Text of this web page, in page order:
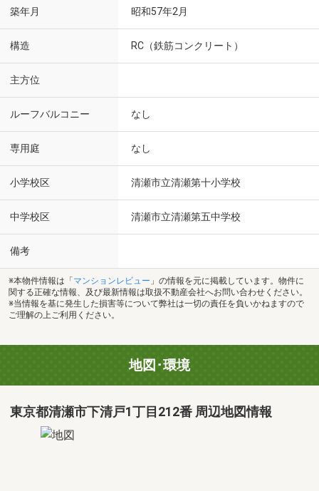
築年月 昭和57年2月
構造 RC（鉄筋コンクリート）
主方位
ルーフバルコニー なし
専用庭 なし
小学校区 清瀬市立清瀬第十小学校
中学校区 清瀬市立清瀬第五中学校
備考
※本物件情報は「 マンションレビュー 」の情報を元に掲載しています。物件に
関する正確な情報、及び最新情報は取扱不動産会社へお問い合わせください。
※当情報を基に発生した損害等について弊社は一切の責任を負いかねますので
ご理解の上ご利用ください。
地図･環境
東京都清瀬市下清戸1丁目212番 周辺地図情報